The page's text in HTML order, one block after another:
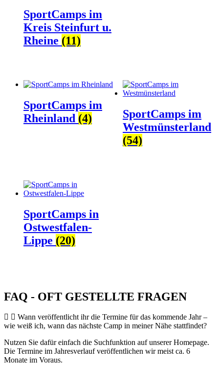
SportCamps im
Kreis Steinfurt u.
Rheine (11)
SportCamps im
Rheinland (4)
SportCamps im
Westmünsterland
(54)
SportCamps in
Ostwestfalen-
Lippe (20)
FAQ - OFT GESTELLTE FRAGEN
Wann veröffentlicht ihr die Termine für das kommende Jahr –
wie weiß ich, wann das nächste Camp in meiner Nähe stattfindet?
Nutzen Sie dafür einfach die Suchfunktion auf unserer Homepage.
Die Termine im Jahresverlauf veröffentlichen wir meist ca. 6
Monate im Voraus.